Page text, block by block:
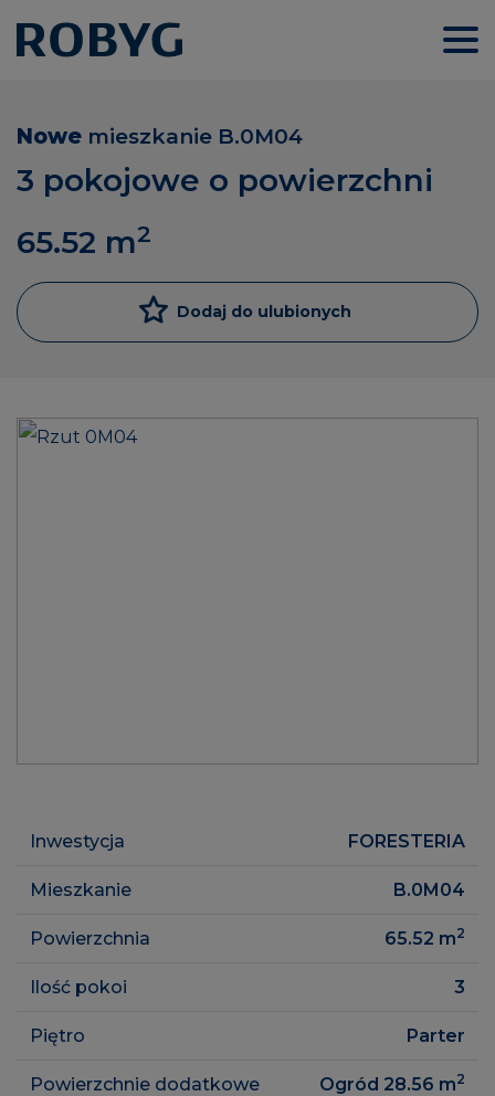
Nowe mieszkanie B.0M04
3 pokojowe o powierzchni
65.52 m2
Dodaj do ulubionych
Inwestycja FORESTERIA
Mieszkanie B.0M04
Powierzchnia 65.52 m2
Ilość pokoi 3
Piętro Parter
Powierzchnie dodatkowe Ogród 28.56 m2